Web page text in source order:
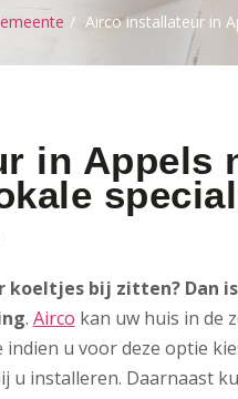
Airco installateur in
in Appels
bij zitten? Dan
. Airco kan uw huis in de
u voor deze optie
u installeren. Daarnaast